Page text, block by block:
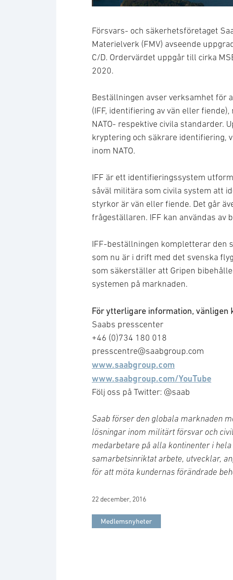
Försvars- och säkerhetsföretaget
Materielverk (FMV) avseende
C/D. Ordervärdet uppgår till cirka
2020.
Beställningen avser verksamhet för
(IFF, identifiering av vän eller
NATO- respektive civila standarder.
kryptering och säkrare identifiering,
inom NATO.
IFF är ett identifieringssystem
såväl militära som civila system att
styrkor är vän eller fiende. Det går
frågeställaren. IFF kan användas av
IFF-beställningen kompletterar den
som nu är i drift med det svenska
som säkerställer att Gripen
systemen på marknaden.
För ytterligare information, vänligen
Saabs presscenter
+46 (0)734 180 018
presscentre@saabgroup.com
www.saabgroup.com
www.saabgroup.com/YouTube
Följ oss på Twitter: @saab
Saab förser den globala marknaden
lösningar inom militärt försvar och
medarbetare på alla kontinenter i
samarbetsinriktat arbete, utvecklar,
för att möta kundernas förändrade
22 december, 2016
Medlemsnyheter